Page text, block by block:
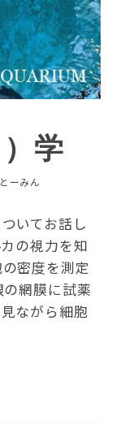
学
とーみん
いてお話し
の視力を知
密度を測定
網膜に試薬
ながら細胞